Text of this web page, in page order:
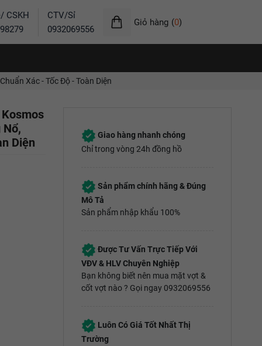
CSKH
CTV/Sỉ
0932069556
Giỏ hàng (0)
Xác - Tốc Độ - Toàn Diện
Nổ,
Diện
Giao hàng nhanh chóng
Chỉ trong vòng 24h đồng hồ
Sản phẩm chính hãng & Đúng
Mô Tả
Sản phẩm nhập khẩu 100%
Được Tư Vấn Trực Tiếp Với
VĐV & HLV Chuyên Nghiệp
Bạn không biết nên mua mặt vợt &
cốt vợt nào ? Gọi ngay 0932069556
Luôn Có Giá Tốt Nhất Thị
Trường